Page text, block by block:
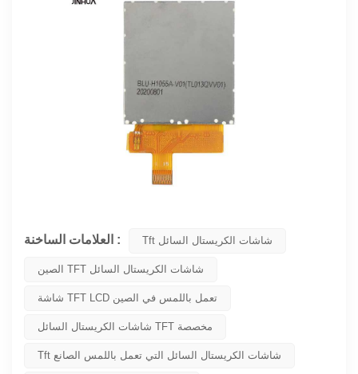
العلامات الساخنة : Tft شاشات الكريستال السائل
الصين TFT شاشات الكريستال السائل
شاشة TFT LCD تعمل باللمس في الصين
شاشات الكريستال السائل TFT مخصصة
Tft شاشات الكريستال السائل التي تعمل باللمس الصانع